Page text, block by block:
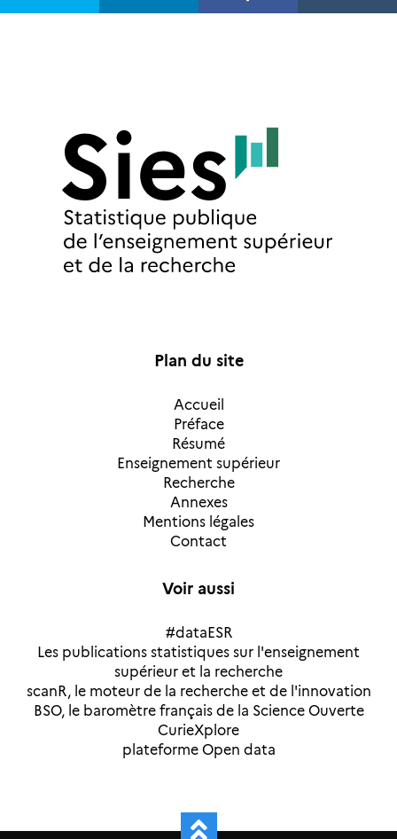
Plan du site
Accueil
Préface
Résumé
Enseignement supérieur
Recherche
Annexes
Mentions légales
Contact
Voir aussi
#dataESR
Les publications statistiques sur l'enseignement
supérieur et la recherche
scanR, le moteur de la recherche et de l'innovation
BSO, le baromètre français de la Science Ouverte
CurieXplore
plateforme Open data